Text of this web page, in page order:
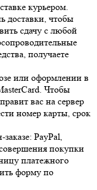
курьером.
доставки, чтобы
сдачу с любой
получаете
или оформлении в
Чтобы
вас на сервер
номер карты, срок
PayPal,
покупки
платежного
форму по